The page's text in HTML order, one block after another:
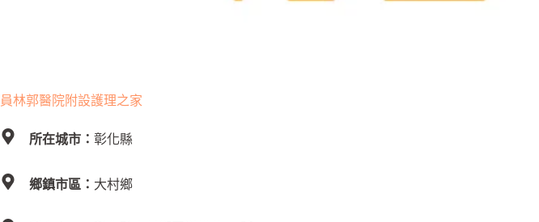
員林郭醫院附設護理之家
所在城市： 彰化縣
鄉鎮市區： 大村鄉